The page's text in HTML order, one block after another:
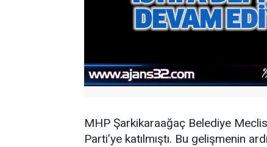
MHP Şarkikaraağaç Belediye
Parti’ye katılmıştı. Bu gelişmenin